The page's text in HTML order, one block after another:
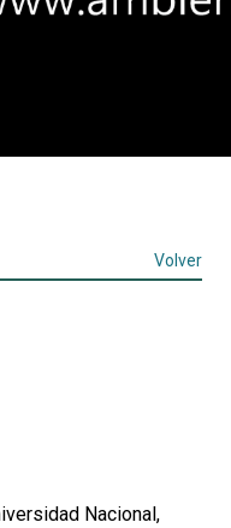
Volver
Nacional,